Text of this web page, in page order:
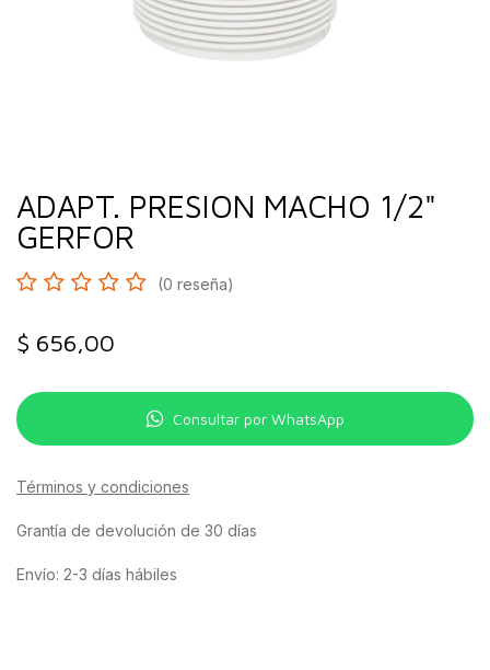
ADAPT. PRESION MACHO 1/2"
GERFOR
(0 reseña)
$ 656,00
Consultar por WhatsApp
Términos y condiciones
Grantía de devolución de 30 días
Envío: 2-3 días hábiles